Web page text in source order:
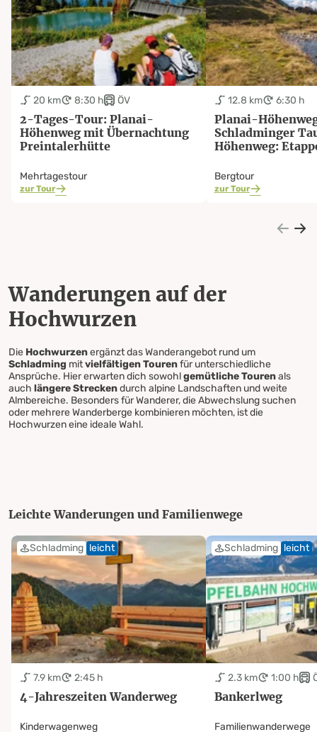
20 km 8:30 h ÖV
2-Tages-Tour: Planai-
Höhenweg mit Übernachtung
Preintalerhütte
Mehrtagestour
zur Tour
12.8 km 6:30 h
Planai-
Schladminger
Höhenweg:
Bergtour
zur Tour
Wanderungen auf der
Hochwurzen
Die Hochwurzenergänzt das Wanderangebot rund um
Schladming mitvielfältigen Tourenfür unterschiedliche
Ansprüche. Hier erwarten dich sowohlgemütliche Tourenals
auch längere Streckendurch alpine Landschaften und weite
Almbereiche. Besonders für Wanderer, die Abwechslung suchen
oder mehrere Wanderberge kombinieren möchten, ist die
Hochwurzen eine ideale Wahl.
Leichte Wanderungen und Familienwege
Schladming leicht
7.9 km 2:45 h
4-Jahreszeiten Wanderweg
Kinderwagenweg
Schladming leicht
2.3 km 1:00 h
Bankerlweg
Familienwanderwege